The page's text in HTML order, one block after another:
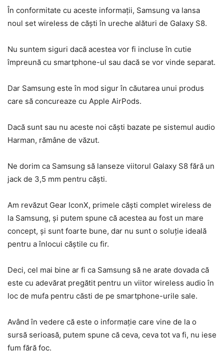
În conformitate cu aceste informații, Samsung va lansa
noul set wireless de căști în ureche alături de Galaxy S8.
Nu suntem siguri dacă acestea vor fi incluse în cutie
împreună cu smartphone-ul sau dacă se vor vinde separat.
Dar Samsung este în mod sigur în căutarea unui produs
care să concureaze cu Apple AirPods.
Dacă sunt sau nu aceste noi căști bazate pe sistemul audio
Harman, rămâne de văzut.
Ne dorim ca Samsung să lanseze viitorul Galaxy S8 fără un
jack de 3,5 mm pentru căști.
Am revăzut Gear IconX, primele căști complet wireless de
la Samsung, și putem spune că acestea au fost un mare
concept, și sunt foarte bune, dar nu sunt o soluție ideală
pentru a înlocui căștile cu fir.
Deci, cel mai bine ar fi ca Samsung să ne arate dovada că
este cu adevărat pregătit pentru un viitor wireless audio în
loc de mufa pentru căsti de pe smartphone-urile sale.
Având în vedere că este o informație care vine de la o
sursă serioasă, putem spune că ceva, ceva tot va fi, nu iese
fum fără foc.